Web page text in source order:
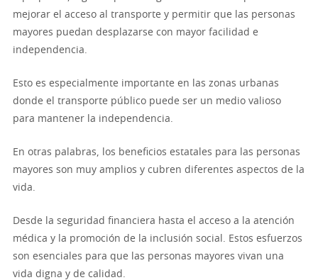
mejorar el acceso al transporte y permitir que las personas
mayores puedan desplazarse con mayor facilidad e
independencia.
Esto es especialmente importante en las zonas urbanas
donde el transporte público puede ser un medio valioso
para mantener la independencia.
En otras palabras, los beneficios estatales para las personas
mayores son muy amplios y cubren diferentes aspectos de la
vida.
Desde la seguridad financiera hasta el acceso a la atención
médica y la promoción de la inclusión social. Estos esfuerzos
son esenciales para que las personas mayores vivan una
vida digna y de calidad.